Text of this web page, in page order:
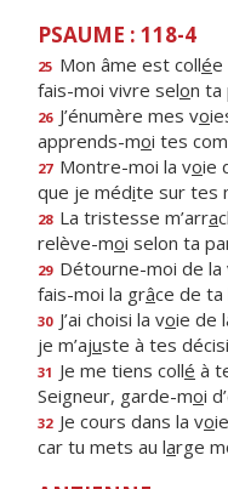
PSAUME : 118-4
25 Mon âme est collée
fais-moi vivre selon ta
26 J’énumère mes vo
apprends-moi tes
27 Montre-moi la voie
que je médite sur tes
28 La tristesse m’arra
relève-moi selon ta
29 Détourne-moi de la
fais-moi la grâce de ta
30 J’ai choisi la voie de
je m’ajuste à tes
31 Je me tiens collé à
Seigneur, garde-moi
32 Je cours dans la vo
car tu mets au large